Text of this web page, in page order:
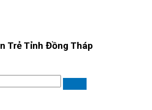
Trẻ Tỉnh Đồng Tháp